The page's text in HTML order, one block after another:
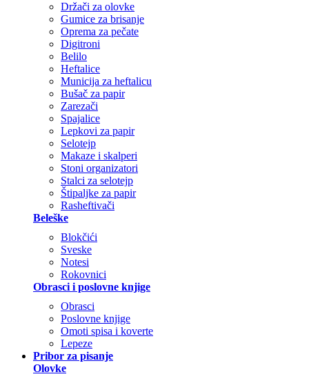
Držači za olovke
Gumice za brisanje
Oprema za pečate
Digitroni
Belilo
Heftalice
Municija za heftalicu
Bušač za papir
Zarezači
Spajalice
Lepkovi za papir
Selotejp
Makaze i skalperi
Stoni organizatori
Stalci za selotejp
Štipaljke za papir
Rasheftivači
Beleške
Blokčići
Sveske
Notesi
Rokovnici
Obrasci i poslovne knjige
Obrasci
Poslovne knjige
Omoti spisa i koverte
Lepeze
Pribor za pisanje
Olovke